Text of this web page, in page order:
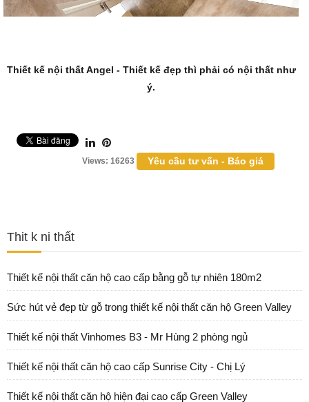
Thiết kế nội thấtAngel - Thiết kế đẹp thì phải có nội thất như
ý.
Views: 16263 Yêu cầu tư vấn - Báo giá
Thit k ni thất
Thiết kế nội thất căn hộ cao cấp bằng gỗ tự nhiên 180m2
Sức hút vẻ đẹp từ gỗ trong thiết kế nội thất căn hộ Green Valley
Thiết kế nội thất Vinhomes B3 - Mr Hùng 2 phòng ngủ
Thiết kế nội thất căn hộ cao cấp Sunrise City - Chị Lý
Thiết kế nội thất căn hộ hiện đại cao cấp Green Valley